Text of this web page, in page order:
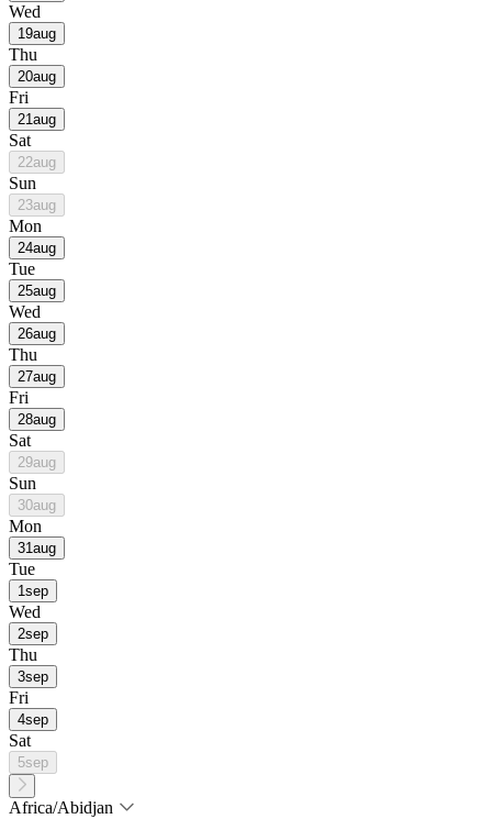
Wed
19aug
Thu
20aug
Fri
21aug
Sat
22aug
Sun
23aug
Mon
24aug
Tue
25aug
Wed
26aug
Thu
27aug
Fri
28aug
Sat
29aug
Sun
30aug
Mon
31aug
Tue
1sep
Wed
2sep
Thu
3sep
Fri
4sep
Sat
5sep
Africa/Abidjan